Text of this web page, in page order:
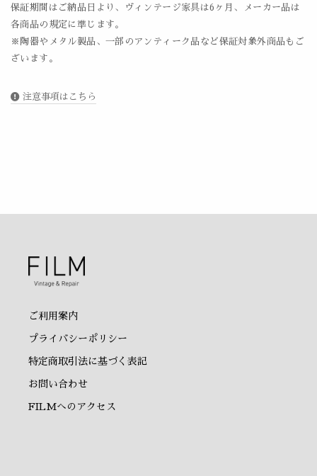
保証期間はご納品日より、ヴィンテージ家具は6ヶ月、メーカー品は
各商品の規定に準じます。
※陶器やメタル製品、一部のアンティーク品など保証対象外商品もご
ざいます。
注意事項はこちら
ご利用案内
プライバシーポリシー
特定商取引法に基づく表記
お問い合わせ
FILMへのアクセス